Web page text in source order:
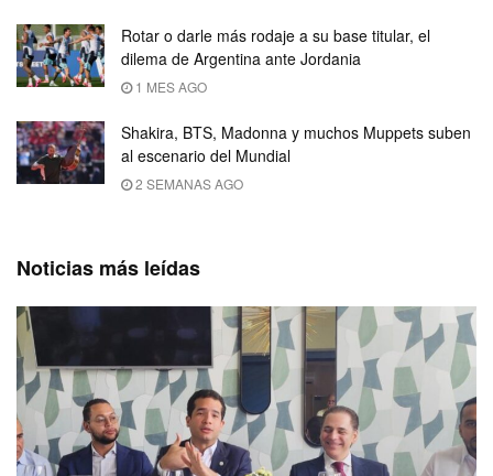
Rotar o darle más rodaje a su base titular, el
dilema de Argentina ante Jordania
1 MES AGO
Shakira, BTS, Madonna y muchos Muppets suben
al escenario del Mundial
2 SEMANAS AGO
Noticias más leídas